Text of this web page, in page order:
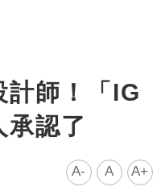
計師！「IG
承認了
A- A A+